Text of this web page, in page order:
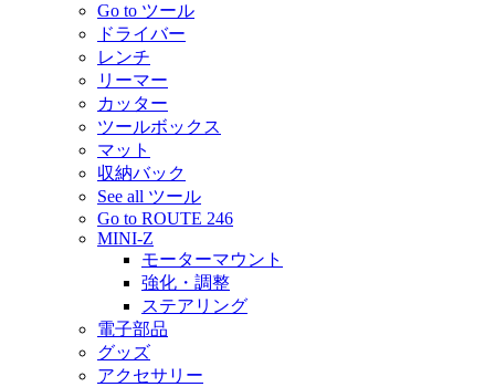
Go to ツール
ドライバー
レンチ
リーマー
カッター
ツールボックス
マット
収納バック
See all ツール
Go to ROUTE 246
MINI-Z
モーターマウント
強化・調整
ステアリング
電子部品
グッズ
アクセサリー